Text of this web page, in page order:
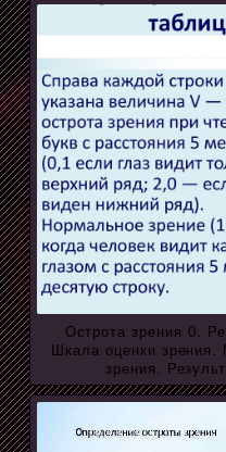
Острота зрения 0.
Шкала оценки зрения.
зрения.